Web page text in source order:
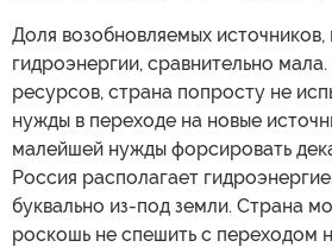
Доля возобновляемых
гидроэнергии, сравнительно
ресурсов, страна попросту не
нужды в переходе на новые
малейшей нужды форсировать
Россия располагает
буквально из-под земли. Страна
роскошь не спешить с переходом